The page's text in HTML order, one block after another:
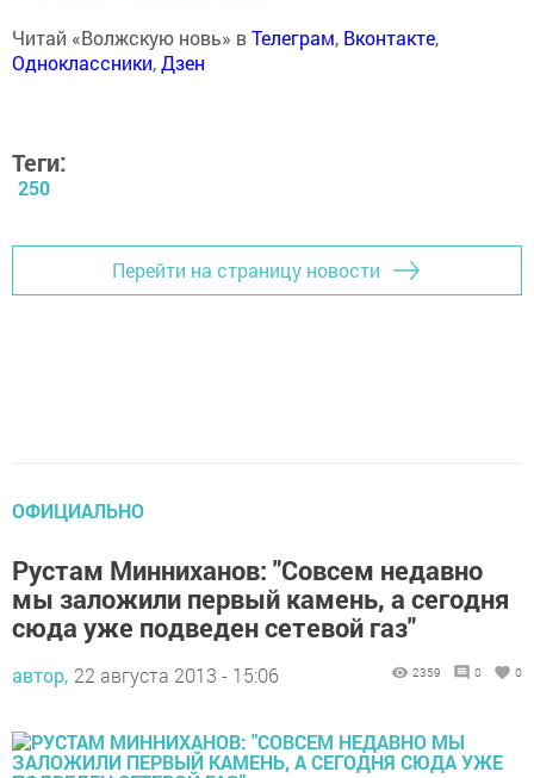
Читай «Волжскую новь» вТелеграм, Вконтакте,
Одноклассники,Дзен
Теги:
250
Перейти на страницу новости
ОФИЦИАЛЬНО
Рустам Минниханов: "Совсем недавно
мы заложили первый камень, а сегодня
сюда уже подведен сетевой газ"
автор, 22 августа 2013 - 15:06 2359 0 0